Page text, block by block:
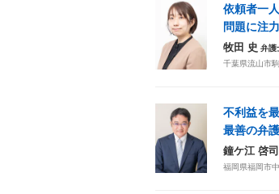
依頼者一
問題に注力
牧田 史 弁護
千葉県流山市
不利益を
最善の弁
鐘ケ江 啓司
福岡県福岡市